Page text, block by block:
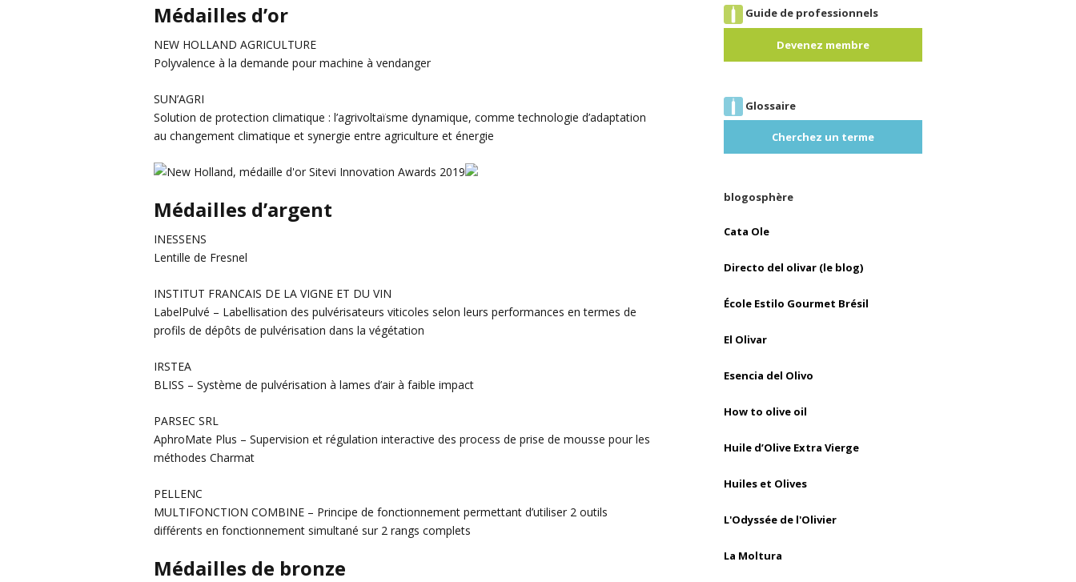
Médailles d’or
NEW HOLLAND AGRICULTURE
Polyvalence à la demande pour machine à vendanger
SUN’AGRI
Solution de protection climatique : l’agrivoltaïsme dynamique, comme technologie d’adaptation
au changement climatique et synergie entre agriculture et énergie
Médailles d’argent
INESSENS
Lentille de Fresnel
INSTITUT FRANCAIS DE LA VIGNE ET DU VIN
LabelPulvé – Labellisation des pulvérisateurs viticoles selon leurs performances en termes de
profils de dépôts de pulvérisation dans la végétation
IRSTEA
BLISS – Système de pulvérisation à lames d’air à faible impact
PARSEC SRL
AphroMate Plus – Supervision et régulation interactive des process de prise de mousse pour les
méthodes Charmat
PELLENC
MULTIFONCTION COMBINE – Principe de fonctionnement permettant d’utiliser 2 outils
différents en fonctionnement simultané sur 2 rangs complets
Médailles de bronze
Guide de professionnels
Devenez membre
Glossaire
Cherchez un terme
blogosphère
Cata Ole
Directo del olivar (le blog)
École Estilo Gourmet Brésil
El Olivar
Esencia del Olivo
How to olive oil
Huile d’Olive Extra Vierge
Huiles et Olives
L'Odyssée de l'Olivier
La Moltura